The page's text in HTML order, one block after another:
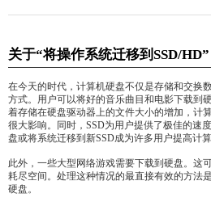
关于我们
关于迷你兔
联系我们
关于“将操作系统迁移到SSD/HD”
在今天的时代，计算机硬盘不仅是存储和交换
方式。用户可以将好的音乐曲目和电影下载到
着存储在硬盘驱动器上的文件大小的增加，计
很大影响。同时，SSD为用户提供了极佳的速
盘或将系统迁移到新SSD成为许多用户提高计
此外，一些大型网络游戏需要下载到硬盘。这
耗尽空间。处理这种情况的最直接有效的方法
硬盘。